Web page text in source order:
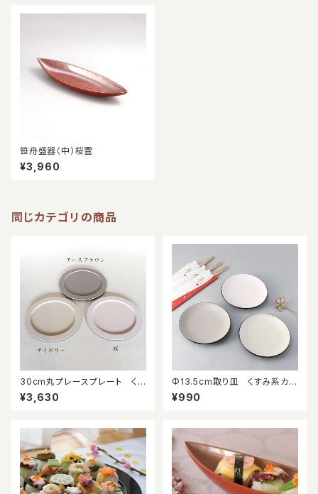
笹舟盛器（中）桜雲
¥3,960
同じカテゴリの商品
30cm丸プレースプレート くす
みカラーで上品なパーティープ
レート
¥3,630
Φ13.5cm取り皿 くすみ系カラ
ー
¥990